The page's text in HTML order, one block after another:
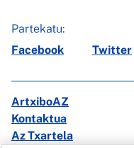
Partekatu:
Facebook
Twitter
ArtxiboAZ
Kontaktua
Az Txartela